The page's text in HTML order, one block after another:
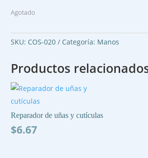
Agotado
SKU: COS-020 Categoría: Manos
Productos
Reparador de uñas y cutículas
$6.67